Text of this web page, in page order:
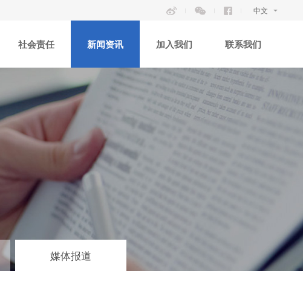
中文
社会责任 新闻资讯 加入我们 联系我们
媒体报道